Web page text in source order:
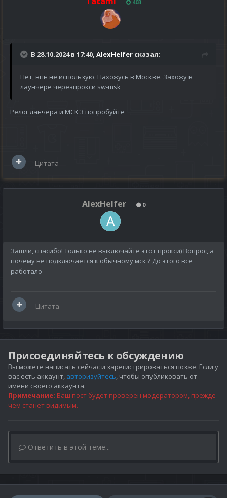
403
В 28.10.2024 в 17:40, AlexHelfer сказал:
Нет, впн не использую. Нахожусь в Москве. Захожу в
лаунчере черезпрокси sw-msk
Релог ланчера и МСК 3 попробуйте
Цитата
AlexHelfer 0
Зашли, спасибо! Только не выключайте этот прокси) Вопрос, а
почему не подключается к обычному мск ? До этого все
работало
Цитата
Присоединяйтесь к обсуждению
Вы можете написать сейчас и зарегистрироваться позже. Если у
вас есть аккаунт, авторизуйтесь, чтобы опубликовать от
имени своего аккаунта.
Примечание: Ваш пост будет проверен модератором, прежде
чем станет видимым.
Ответить в этой теме...